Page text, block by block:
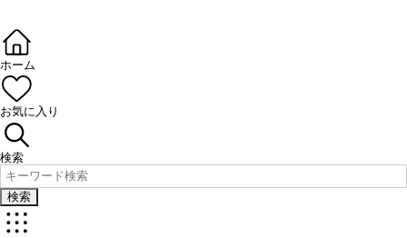
ホーム
お気に入り
検索
検索